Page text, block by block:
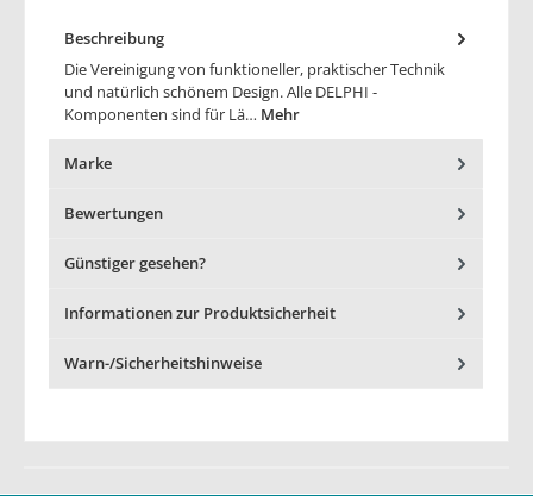
Beschreibung
Die Vereinigung von funktioneller, praktischer Technik
und natürlich schönem Design. Alle DELPHI -
Komponenten sind für Lä… Mehr
Marke
Bewertungen
Günstiger gesehen?
Informationen zur Produktsicherheit
Warn-/Sicherheitshinweise